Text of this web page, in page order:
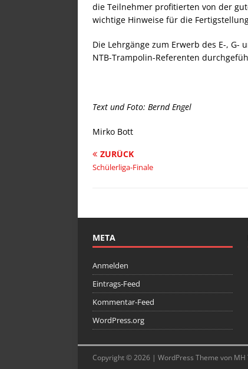
die Teilnehmer profitierten von der
wichtige Hinweise für die
Die Lehrgänge zum Erwerb des E-,
NTB-Trampolin-Referenten
Text und Foto: Bernd Engel
Mirko Bott
ZURÜCK
Schülerliga-Finale
META
Anmelden
Eintrags-Feed
Kommentar-Feed
WordPress.org
Copyright © 2026 | WordPress Theme von MH